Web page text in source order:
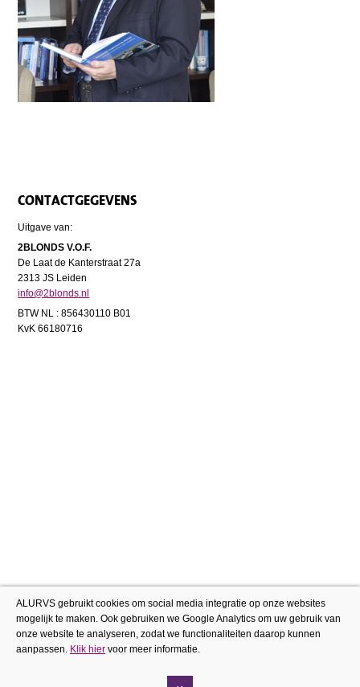
CONTACTGEGEVENS
Uitgave van:
2BLONDS V.O.F.
De Laat de Kanterstraat 27a
2313 JS Leiden
info@2blonds.nl
BTW NL : 856430110 B01
KvK 66180716
ALURVS gebruikt cookies om social media integratie op onze websites
mogelijk te maken. Ook gebruiken we Google Analytics om uw gebruik van
onze website te analyseren, zodat we functionaliteiten daarop kunnen
aanpassen. Klik hier voor meer informatie.